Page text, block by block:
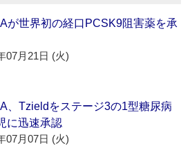
が世界初の経口PCSK9阻害薬を承
07月21日 (火)
、Tzieldをステージ3の1型糖尿病
に迅速承認
07月07日 (火)